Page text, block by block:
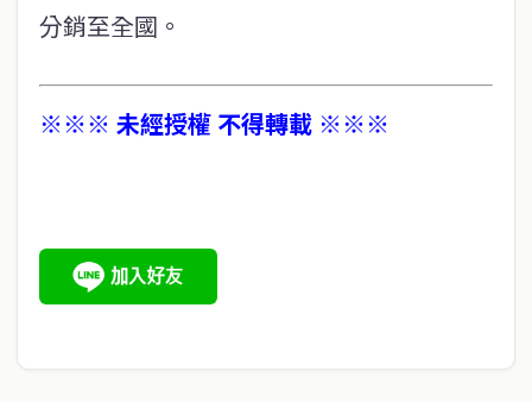
分銷至全國。
※※※ 未經授權 不得轉載 ※※※